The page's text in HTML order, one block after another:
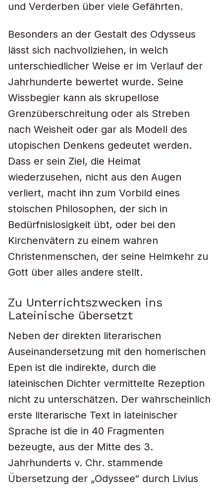
und Verderben über viele Gefährten.
Besonders an der Gestalt des Odysseus
lässt sich nachvollziehen, in welch
unterschiedlicher Weise er im Verlauf der
Jahrhunderte bewertet wurde. Seine
Wissbegier kann als skrupellose
Grenzüberschreitung oder als Streben
nach Weisheit oder gar als Modell des
utopischen Denkens gedeutet werden.
Dass er sein Ziel, die Heimat
wiederzusehen, nicht aus den Augen
verliert, macht ihn zum Vorbild eines
stoischen Philosophen, der sich in
Bedürfnislosigkeit übt, oder bei den
Kirchenvätern zu einem wahren
Christenmenschen, der seine Heimkehr zu
Gott über alles andere stellt.
Zu Unterrichtszwecken ins
Lateinische übersetzt
Neben der direkten literarischen
Auseinandersetzung mit den homerischen
Epen ist die indirekte, durch die
lateinischen Dichter vermittelte Rezeption
nicht zu unterschätzen. Der wahrscheinlich
erste literarische Text in lateinischer
Sprache ist die in 40 Fragmenten
bezeugte, aus der Mitte des 3.
Jahrhunderts v. Chr. stammende
Übersetzung der „Odyssee“ durch Livius